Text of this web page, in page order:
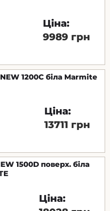
Ціна:
9989 грн
1200C біла Marmite
Ціна:
13711 грн
1500D поверх. біла
Ціна: